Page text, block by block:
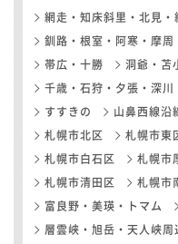
網走・知床斜里・北見・
釧路・根室・阿寒・摩周
帯広・十勝 洞爺・苫
千歳・石狩・夕張・深川
すすきの 山鼻西線沿
札幌市北区 札幌市東
札幌市白石区 札幌市
札幌市清田区 札幌市
富良野・美瑛・トマム
層雲峡・旭岳・天人峡周